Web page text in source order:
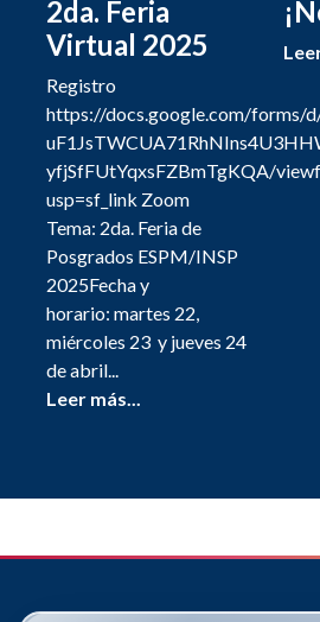
2da. Feria
Virtual 2025
Registro
https://docs.google.com/forms/
yfjSfFUtYqxsFZBmTgKQA/
usp=sf_link Zoom
Tema: 2da. Feria de
Posgrados ESPM/INSP
2025Fecha y
horario: martes 22,
miércoles 23 y jueves 24
de abril...
Leer más...